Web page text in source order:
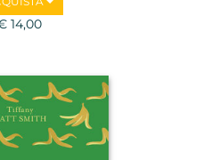
Francesca
Fusini
14,00